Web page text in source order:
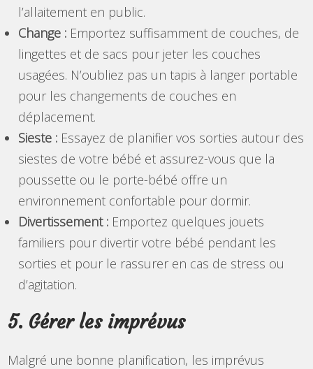
l’allaitement en public.
Change : Emportez suffisamment de couches, de
lingettes et de sacs pour jeter les couches
usagées. N’oubliez pas un tapis à langer portable
pour les changements de couches en
déplacement.
Sieste : Essayez de planifier vos sorties autour des
siestes de votre bébé et assurez-vous que la
poussette ou le porte-bébé offre un
environnement confortable pour dormir.
Divertissement : Emportez quelques jouets
familiers pour divertir votre bébé pendant les
sorties et pour le rassurer en cas de stress ou
d’agitation.
5. Gérer les imprévus
Malgré une bonne planification, les imprévus